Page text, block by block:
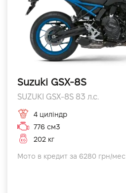
Suzuki GSX-8S
SUZUKI GSX-8S 83 л.с.
4 циліндр
776 см3
202 кг
Мото в кредит за 6280 грн/мес